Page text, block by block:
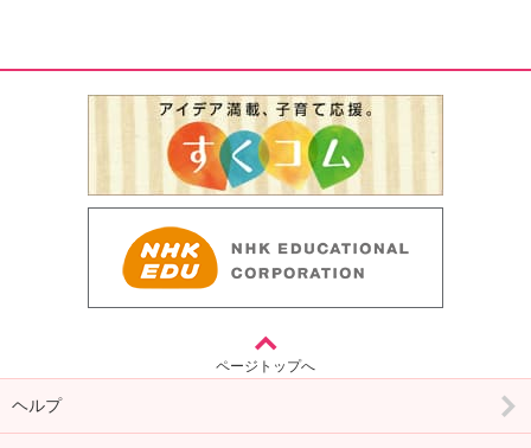
ページトップへ
ヘルプ